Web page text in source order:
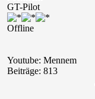
GT-Pilot
Offline
Youtube: Mennem
Beiträge: 813